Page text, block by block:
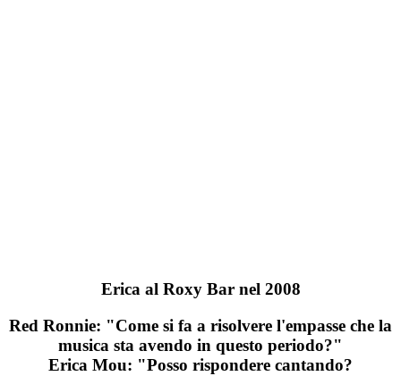
Erica al Roxy Bar nel 2008
Red Ronnie: "Come si fa a risolvere l'empasse che la
musica sta avendo in questo periodo?"
Erica Mou: "Posso rispondere cantando?